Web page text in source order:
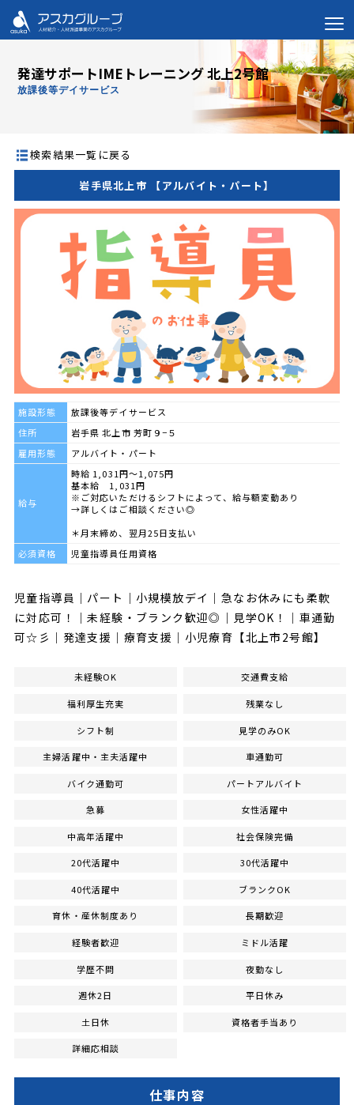
発達サポートIMEトレーニング 北上2号館
放課後等デイサービス
検索結果一覧に戻る
岩手県北上市 【アルバイト・パート】
施設形態
放課後等デイサービス
住所
岩手県 北上市 芳町９−５
雇用形態
アルバイト・パート
給与
時給 1,031円～1,075円
基本給 1,031円
※ご対応いただけるシフトによって、給与額変動あり
→詳しくはご相談ください◎
＊月末締め、翌月25日支払い
必須資格
児童指導員任用資格
児童指導員｜パート｜小規模放デイ｜急なお休みにも柔軟
に対応可！｜未経験・ブランク歓迎◎｜見学OK！｜車通勤
可☆彡｜発達支援｜療育支援｜小児療育【北上市2号館】
未経験OK 交通費支給
福利厚生充実 残業なし
シフト制 見学のみOK
主婦活躍中・主夫活躍中 車通勤可
バイク通勤可 パートアルバイト
急募 女性活躍中
中高年活躍中 社会保険完備
20代活躍中 30代活躍中
40代活躍中 ブランクOK
育休・産休制度あり 長期歓迎
経験者歓迎 ミドル活躍
学歴不問 夜勤なし
週休2日 平日休み
土日休 資格者手当あり
詳細応相談
仕事内容